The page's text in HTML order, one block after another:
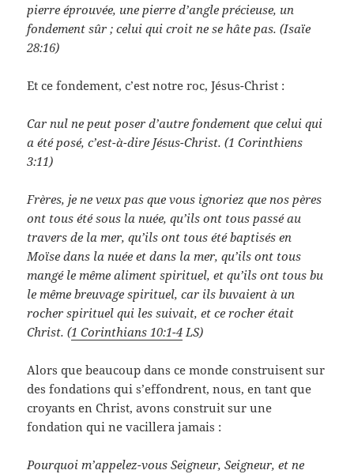
pierre éprouvée, une pierre d’angle précieuse, un
fondement sûr ; celui qui croit ne se hâte pas. (Isaïe
28:16)
Et ce fondement, c’est notre roc, Jésus-Christ :
Car nul ne peut poser d’autre fondement que celui qui
a été posé, c’est-à-dire Jésus-Christ. (1 Corinthiens
3:11)
Frères, je ne veux pas que vous ignoriez que nos pères
ont tous été sous la nuée, qu’ils ont tous passé au
travers de la mer, qu’ils ont tous été baptisés en
Moïse dans la nuée et dans la mer, qu’ils ont tous
mangé le même aliment spirituel, et qu’ils ont tous bu
le même breuvage spirituel, car ils buvaient à un
rocher spirituel qui les suivait, et ce rocher était
Christ. (1 Corinthians 10:1-4LS)
Alors que beaucoup dans ce monde construisent sur
des fondations qui s’effondrent, nous, en tant que
croyants en Christ, avons construit sur une
fondation qui ne vacillera jamais :
Pourquoi m’appelez-vous Seigneur, Seigneur, et ne